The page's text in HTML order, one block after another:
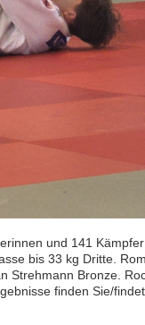
und 141
bis 33 kg Dritte.
Strehmann Bronze.
finden Sie/findet